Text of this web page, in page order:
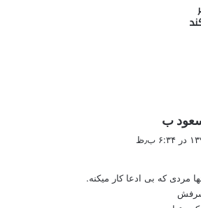
ب
مردی که بی ادعا کار میکنه.
شرفش